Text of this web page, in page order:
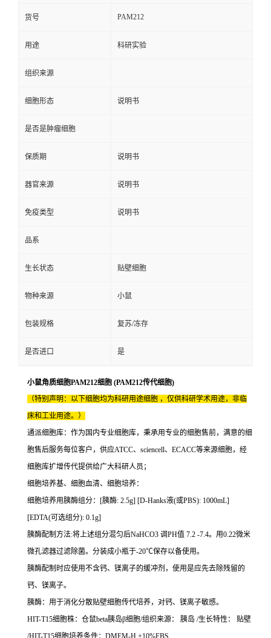
货号 PAM212
用途 科研实验
组织来源
细胞形态 说明书
是否是肿瘤细胞
保质期 说明书
器官来源 说明书
免疫类型 说明书
品系
生长状态 贴壁细胞
物种来源 小鼠
包装规格 复苏/冻存
是否进口 是
小鼠角质细胞PAM212细胞 (PAM212传代细胞)
（特别声明：以下细胞均为科研用途细胞 ，仅供科研学术用途，非临
床和工业用途。）
通派细胞库：作为国内专业细胞库，秉承用专业的细胞售前，满意的细
胞售后服务每位客户，供应ATCC、sciencell、ECACC等来源细胞，经
细胞库扩增传代提供给广大科研人员；
细胞培养基、细胞血清、细胞培养：
细胞培养用胰酶组分：[胰酶: 2.5g] [D-Hanks液(或PBS): 1000mL]
[EDTA(可选组分): 0.1g]
胰酶配制方法:将上述组分混匀后NaHCO3 调PH值 7.2 -7.4。用0.22微米
微孔滤器过滤除菌。分装成小瓶于-20℃保存以备使用。
胰酶配制时应使用不含钙、镁离子的缓冲剂，使用是应先去除残留的
钙、镁离子。
胰酶：用于消化分散贴壁细胞传代培养，对钙、镁离子敏感。
HIT-T15细胞株：仓鼠beta胰岛β细胞/组织来源： 胰岛 /生长特性： 贴壁
/HIT-T15细胞培养条件：DMEM-H +10%FBS